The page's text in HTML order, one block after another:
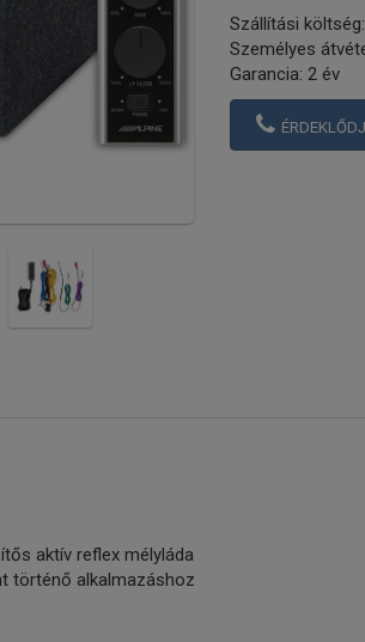
Szállítási költség:
Személyes
Garancia: 2 év
aktív reflex mélyláda
történő alkalmazáshoz